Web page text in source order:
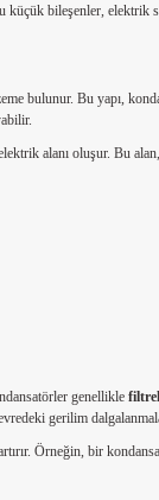
bileşenler, elektrik
bulunur. Bu yapı,
alanı oluşur. Bu
genellikle
gerilim
Örneğin, bir